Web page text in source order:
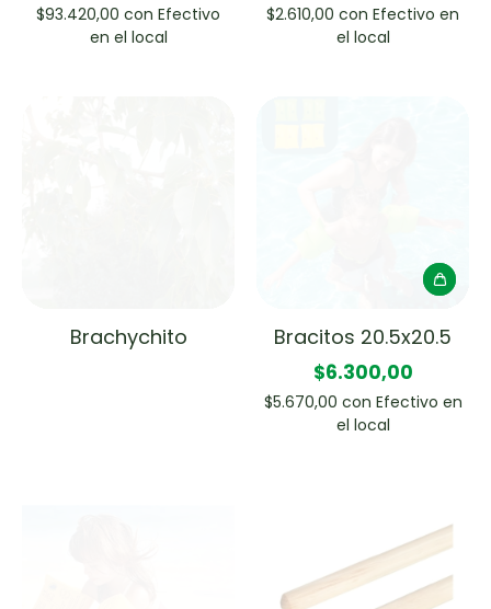
$93.420,00 con Efectivo
en el local
$2.610,00 con Efectivo en
el local
Brachychito Bracitos 20.5x20.5
$6.300,00
$5.670,00 con Efectivo en
el local